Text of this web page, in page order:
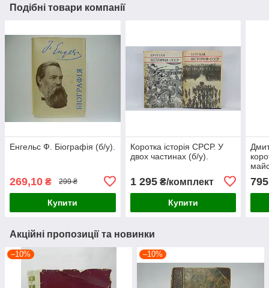
Подібні товари компанії
Енгельс Ф. Біографія (б/у).
269,10 ₴ 299 ₴
Купити
Коротка історія СРСР. У
двох частинах (б/у).
1 295₴/комплект
Купити
795
Акційні пропозиції та новинки
–10% –10%